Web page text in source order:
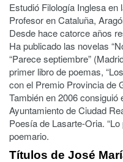
Estudió Filología Inglesa
Profesor en Cataluña,
Desde hace catorce años
Ha publicado las novelas
“Parece septiembre”
primer libro de poemas,
con el Premio Provincia de
También en 2006
Ayuntamiento de Ciudad
Poesía de Lasarte-Oria.
poemario.
Títulos de José